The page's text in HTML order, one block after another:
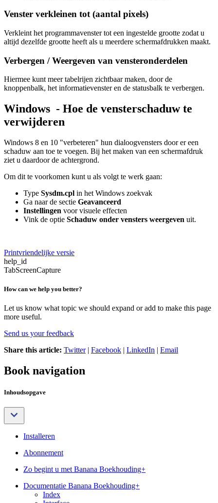
Venster verkleinen tot (aantal pixels)
Verkleint het programmavenster tot een ingestelde grootte zodat u
altijd dezelfde grootte heeft als u meerdere schermafdrukken maakt.
Verbergen / Weergeven van vensteronderdelen
Hiermee kunt meer tabelrijen zichtbaar maken, door de
knoppenbalk, het informatievenster en de statusbalk te verbergen.
Windows - Hoe de vensterschaduw te
verwijderen
Windows 8 en 10 "verbeteren" hun dialoogvensters door er een
schaduw aan toe te voegen. Bij het maken van een schermafdruk
ziet u daardoor de achtergrond.
Om dit te voorkomen kunt u als volgt te werk gaan:
Type Sysdm.cpl in het Windows zoekvak
Ga naar de sectie Geavanceerd
Instellingen voor visuele effecten
Vink de optie Schaduw onder vensters weergeven uit.
Printvriendelijke versie
help_id
TabScreenCapture
How can we help you better?
Let us know what topic we should expand or add to make this page
more useful.
Send us your feedback
Share this article: Twitter| Facebook | LinkedIn | Email
Book navigation
Inhoudsopgave
Installeren
Abonnement
Zo begint u met Banana Boekhouding+
Documentatie Banana Boekhouding+
Index